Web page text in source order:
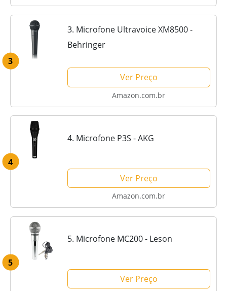
3
3. Microfone Ultravoice XM8500 -
Behringer
Ver Preço
Amazon.com.br
4
4. Microfone P3S - AKG
Ver Preço
Amazon.com.br
5
5. Microfone MC200 - Leson
Ver Preço